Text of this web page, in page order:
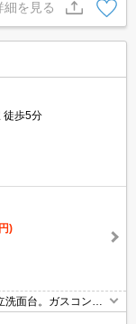
細を見る
徒歩5分
)
面台。ガスコンロ